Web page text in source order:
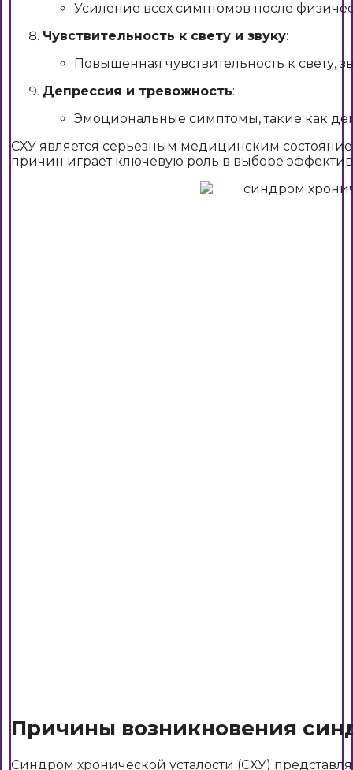
Усиление всех симптомов после
Чувствительность к свету и звуку:
Повышенная чувствительность к свету,
Депрессия и тревожность:
Эмоциональные симптомы, такие как
СХУ является серьезным медицинским
причин играет ключевую роль в выборе
Причины возникновения
Синдром хронической усталости (СХУ)